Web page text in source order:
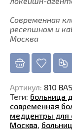
Современная
ресепшном и
Москва
Артикул: 810 BAS
Теги: больница
современная
медцентры для
Москва,